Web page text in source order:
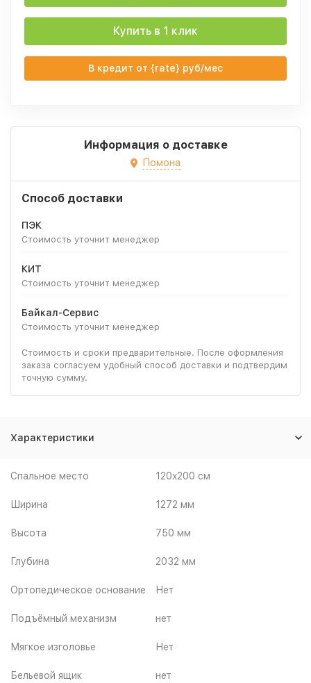
Купить в 1 клик
В кредит от {rate} руб/мес
Информация о доставке
Помона
Способ доставки
ПЭК
Стоимость уточнит менеджер
КИТ
Стоимость уточнит менеджер
Байкал-Сервис
Стоимость уточнит менеджер
Стоимость и сроки предварительные. После оформления
заказа согласуем удобный способ доставки и подтвердим
точную сумму.
Характеристики
Спальное место 120x200 см
Ширина 1272 мм
Высота 750 мм
Глубина 2032 мм
Ортопедическое основание Нет
Подъёмный механизм нет
Мягкое изголовье Нет
Бельевой ящик нет